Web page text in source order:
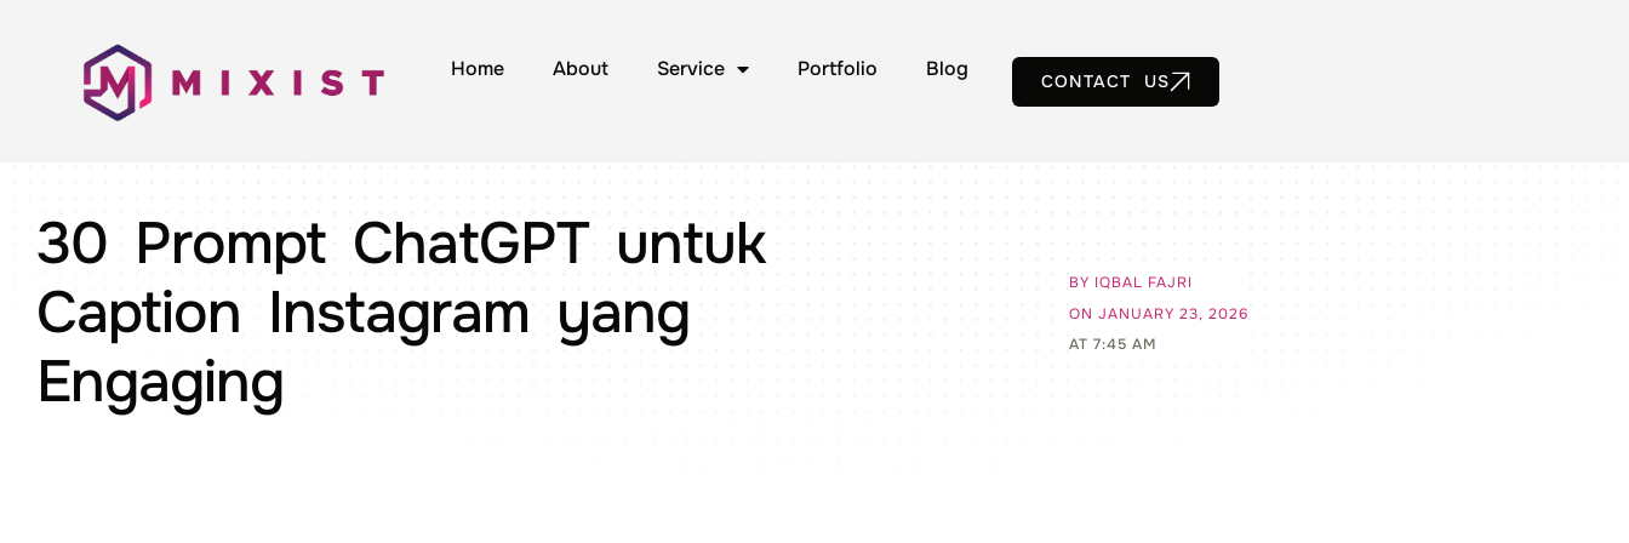
Home About Service Portfolio Blog CONTACT US
30 Prompt ChatGPT untuk
Caption Instagram yang
Engaging
BY IQBAL FAJRI
ON JANUARY 23, 2026
AT 7:45 AM